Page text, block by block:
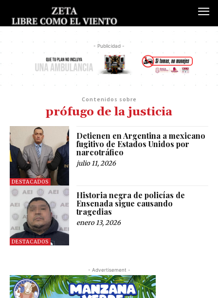
- Publicidad -
Contenidos sobre
prófugo de la justicia
DESTACADOS
Detienen en Argentina a mexicano
fugitivo de Estados Unidos por
narcotráfico
julio 11, 2026
DESTACADOS
Historia negra de policías de
Ensenada sigue causando
tragedias
enero 13, 2026
- Advertisement -